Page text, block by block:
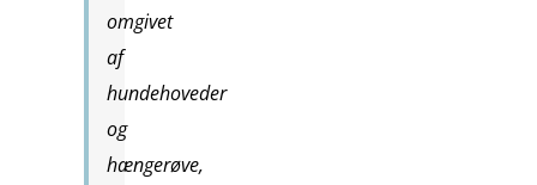
omgivet
af
hundehoveder
og
hængerøve,